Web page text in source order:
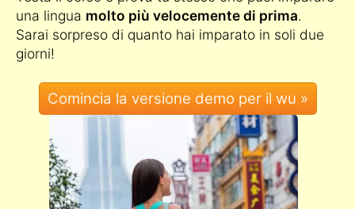
una lingua molto più velocemente di prima.
Sarai sorpreso di quanto hai imparato in soli due
giorni!